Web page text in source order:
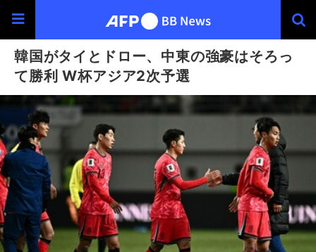
韓国がタイとドロー、中東の強豪はそろっ
て勝利 W杯アジア2次予選